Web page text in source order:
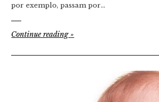
por exemplo, passam por…
Continue reading»